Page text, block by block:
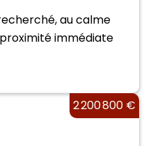
au calme
immédiate
2 200 800 €